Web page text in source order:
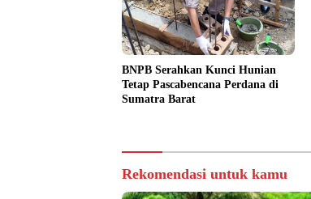
BNPB Serahkan Kunci Hunian
Tetap Pascabencana Perdana di
Sumatra Barat
Rekomendasi untuk kamu